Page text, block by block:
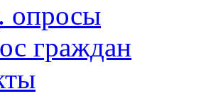
опросы
граждан